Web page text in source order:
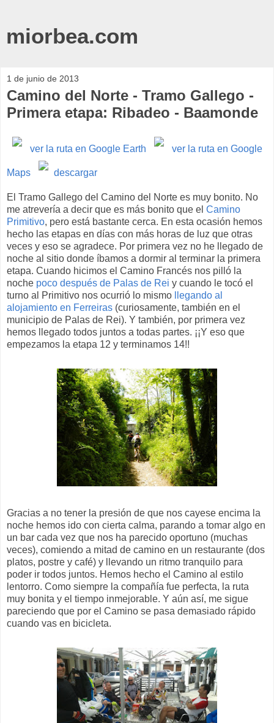
miorbea.com
1 de junio de 2013
Camino del Norte - Tramo Gallego -
Primera etapa: Ribadeo - Baamonde
ver la ruta en Google Earth ver la ruta en Google
Maps descargar
El Tramo Gallego del Camino del Norte es muy bonito. No
me atrevería a decir que es más bonito que el Camino
Primitivo, pero está bastante cerca. En esta ocasión hemos
hecho las etapas en días con más horas de luz que otras
veces y eso se agradece. Por primera vez no he llegado de
noche al sitio donde íbamos a dormir al terminar la primera
etapa. Cuando hicimos el Camino Francés nos pilló la
noche poco después de Palas de Rei y cuando le tocó el
turno al Primitivo nos ocurrió lo mismo
llegando al
alojamiento en Ferreiras (curiosamente, también en el
municipio de Palas de Rei). Y también, por primera vez
hemos llegado todos juntos a todas partes. ¡¡Y eso que
empezamos la etapa 12 y terminamos 14!!
Gracias a no tener la presión de que nos cayese encima la
noche hemos ido con cierta calma, parando a tomar algo en
un bar cada vez que nos ha parecido oportuno (muchas
veces), comiendo a mitad de camino en un restaurante (dos
platos, postre y café) y llevando un ritmo tranquilo para
poder ir todos juntos. Hemos hecho el Camino al estilo
lentorro. Como siempre la compañía fue perfecta, la ruta
muy bonita y el tiempo inmejorable. Y aún así, me sigue
pareciendo que por el Camino se pasa demasiado rápido
cuando vas en bicicleta.